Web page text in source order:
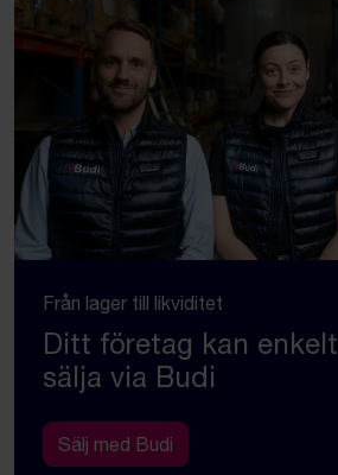
Från lager till likviditet
Ditt företag kan enkelt
sälja via Budi
Sälj med Budi